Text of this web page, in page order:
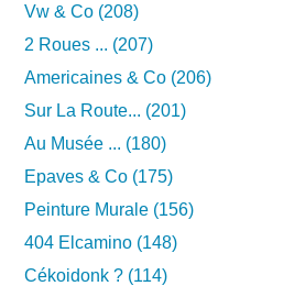
Vw & Co (208)
2 Roues ... (207)
Americaines & Co (206)
Sur La Route... (201)
Au Musée ... (180)
Epaves & Co (175)
Peinture Murale (156)
404 Elcamino (148)
Cékoidonk ? (114)